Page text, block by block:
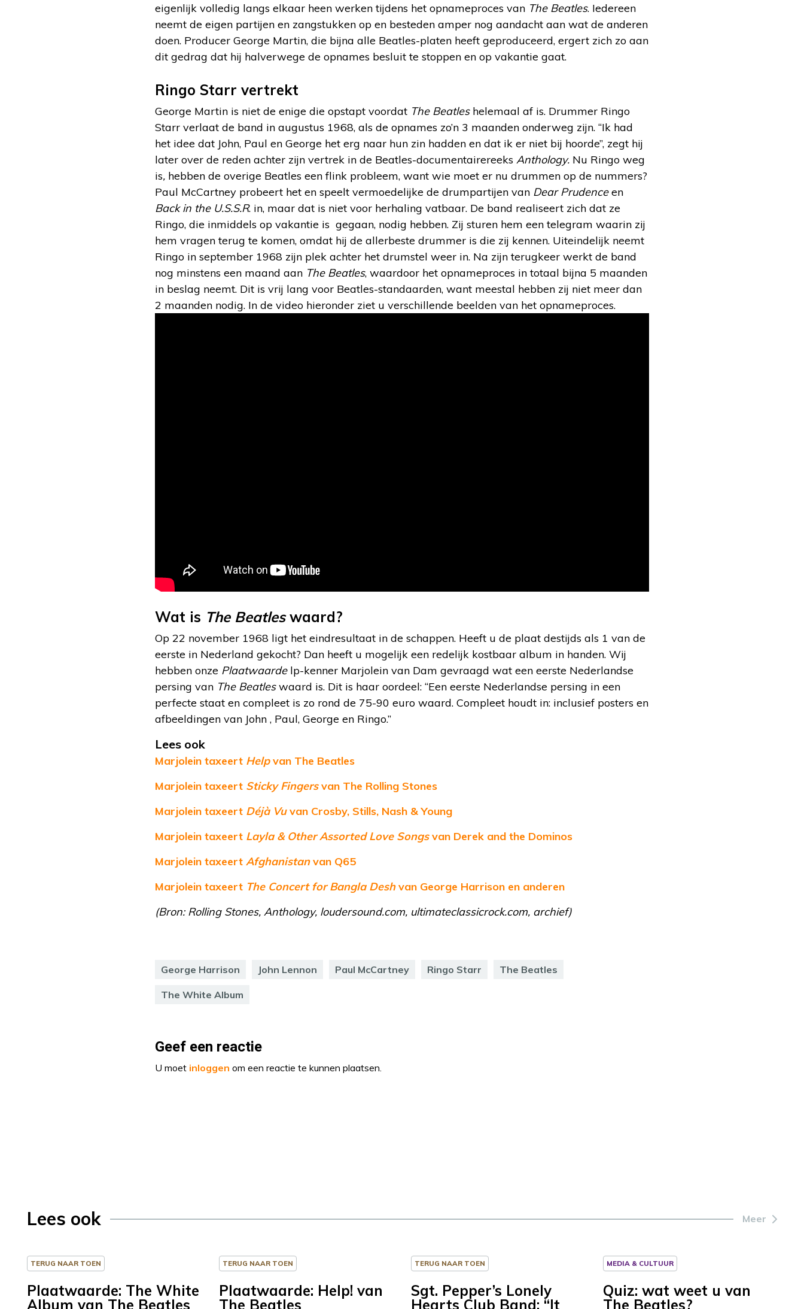
eigenlijk volledig langs elkaar heen werken tijdens het opnameproces van The Beatles. Iedereen
neemt de eigen partijen en zangstukken op en besteden amper nog aandacht aan wat de anderen
doen. Producer George Martin, die bijna alle Beatles-platen heeft geproduceerd, ergert zich zo aan
dit gedrag dat hij halverwege de opnames besluit te stoppen en op vakantie gaat.
Ringo Starr vertrekt
George Martin is niet de enige die opstapt voordat The Beatleshelemaal af is. Drummer Ringo
Starr verlaat de band in augustus 1968, als de opnames zo’n 3 maanden onderweg zijn. “Ik had
het idee dat John, Paul en George het erg naar hun zin hadden en dat ik er niet bij hoorde”, zegt hij
later over de reden achter zijn vertrek in de Beatles-documentairereeks Anthology. Nu Ringo weg
is, hebben de overige Beatles een flink probleem, want wie moet er nu drummen op de nummers?
Paul McCartney probeert het en speelt vermoedelijke de drumpartijen van Dear Prudenceen
Back in the U.S.S.R. in, maar dat is niet voor herhaling vatbaar. De band realiseert zich dat ze
Ringo, die inmiddels op vakantie is gegaan, nodig hebben. Zij sturen hem een telegram waarin zij
hem vragen terug te komen, omdat hij de allerbeste drummer is die zij kennen. Uiteindelijk neemt
Ringo in september 1968 zijn plek achter het drumstel weer in. Na zijn terugkeer werkt de band
nog minstens een maand aan The Beatles, waardoor het opnameproces in totaal bijna 5 maanden
in beslag neemt. Dit is vrij lang voor Beatles-standaarden, want meestal hebben zij niet meer dan
2 maanden nodig. In de video hieronder ziet u verschillende beelden van het opnameproces.
Wat is The Beatleswaard?
Op 22 november 1968 ligt het eindresultaat in de schappen. Heeft u de plaat destijds als 1 van de
eerste in Nederland gekocht? Dan heeft u mogelijk een redelijk kostbaar album in handen. Wij
hebben onze Plaatwaardelp-kenner Marjolein van Dam gevraagd wat een eerste Nederlandse
persing van The Beatleswaard is. Dit is haar oordeel: “Een eerste Nederlandse persing in een
perfecte staat en compleet is zo rond de 75-90 euro waard. Compleet houdt in: inclusief posters en
afbeeldingen van John , Paul, George en Ringo.”
Lees ook
Marjolein taxeert Helpvan The Beatles
Marjolein taxeert Sticky Fingersvan The Rolling Stones
Marjolein taxeert Déjà Vuvan Crosby, Stills, Nash & Young
Marjolein taxeert Layla & Other Assorted Love Songsvan Derek and the Dominos
Marjolein taxeert Afghanistanvan Q65
Marjolein taxeert The Concert for Bangla Deshvan George Harrison en anderen
(Bron: Rolling Stones, Anthology, loudersound.com, ultimateclassicrock.com, archief)
George Harrison John Lennon Paul McCartney Ringo Starr The Beatles
The White Album
Geef een reactie
U moet inloggen om een reactie te kunnen plaatsen.
Lees ook Meer
TERUG NAAR TOEN
Plaatwaarde: The White
Album van The Beatles
TERUG NAAR TOEN
Plaatwaarde: Help! van
The Beatles
TERUG NAAR TOEN
Sgt. Pepper’s Lonely
Hearts Club Band: “It
MEDIA & CULTUUR
Quiz: wat weet u van
The Beatles?